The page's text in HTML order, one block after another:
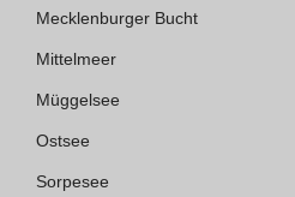
Mecklenburger Bucht
Mittelmeer
Müggelsee
Ostsee
Sorpesee